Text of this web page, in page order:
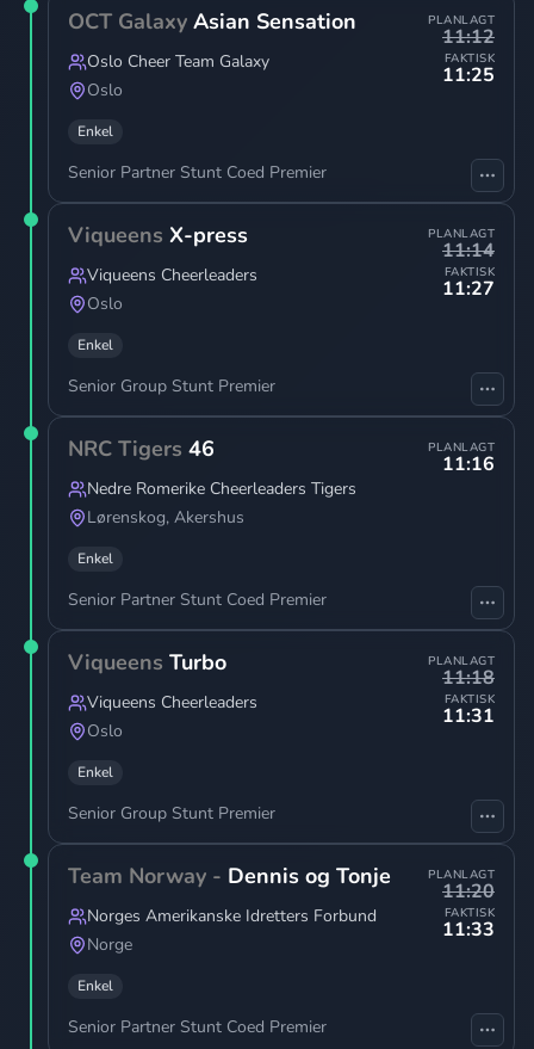
PLANLAGT
11:12
FAKTISK
11:25
OCT Galaxy Asian Sensation
Oslo Cheer Team Galaxy
Oslo
Enkel
Senior Partner Stunt Coed Premier
PLANLAGT
11:14
FAKTISK
11:27
Viqueens X-press
Viqueens Cheerleaders
Oslo
Enkel
Senior Group Stunt Premier
PLANLAGT
11:16
NRC Tigers 46
Nedre Romerike Cheerleaders Tigers
Lørenskog, Akershus
Enkel
Senior Partner Stunt Coed Premier
PLANLAGT
11:18
FAKTISK
11:31
Viqueens Turbo
Viqueens Cheerleaders
Oslo
Enkel
Senior Group Stunt Premier
PLANLAGT
11:20
FAKTISK
11:33
Team Norway - Dennis og Tonje
Norges Amerikanske Idretters Forbund
Norge
Enkel
Senior Partner Stunt Coed Premier